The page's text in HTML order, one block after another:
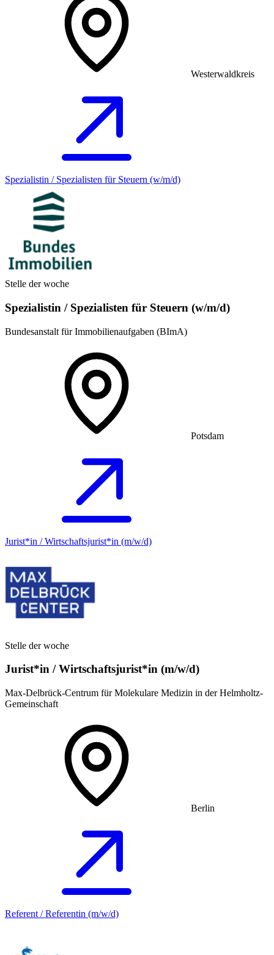
Westerwaldkreis
Spezialistin / Spezialisten für Steuern (w/m/d)
Stelle der woche
Spezialistin / Spezialisten für Steuern (w/m/d)
Bundesanstalt für Immobilienaufgaben (BImA)
Potsdam
Jurist*in / Wirtschafts­jurist*in (m/w/d)
Stelle der woche
Jurist*in / Wirtschafts­jurist*in (m/w/d)
Max-Delbrück-Centrum für Molekulare Medizin in der Helmholtz-
Gemeinschaft
Berlin
Referent / Referentin (m/w/d)